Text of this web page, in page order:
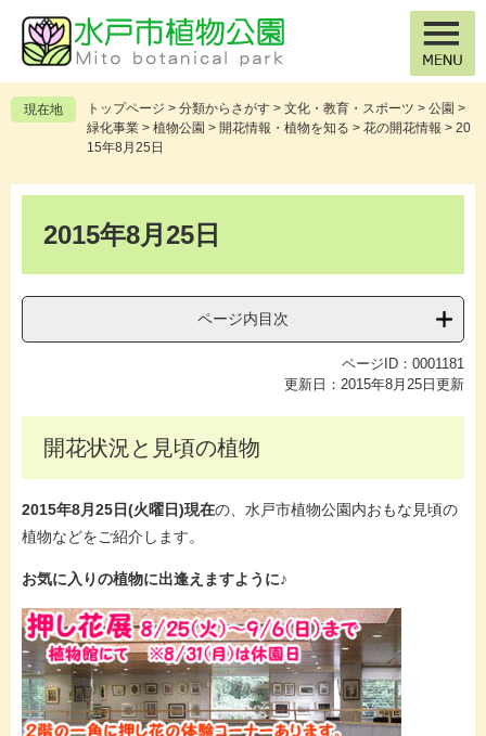
の
先
頭
ー
を
飛
現在地 トップページ > 分類からさがす > 文化・教育・スポーツ > 公園 >
緑化事業 > 植物公園 > 開花情報・植物を知る > 花の開花情報 > 20
15年8月25日
2015年8月25日
ページ内目次
ページID：0001181
更新日：2015年8月25日更新
開花状況と見頃の植物
2015年8月25日(火曜日)現在の、水戸市植物公園内おもな見頃の
植物などをご紹介します。
お気に入りの植物に出逢えますように♪